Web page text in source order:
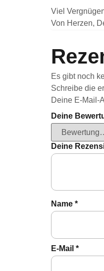
Viel
Von Herzen,
Es gibt noch
Schreibe die
Deine E-Mail-
Deine
Deine
Name *
E-Mail *